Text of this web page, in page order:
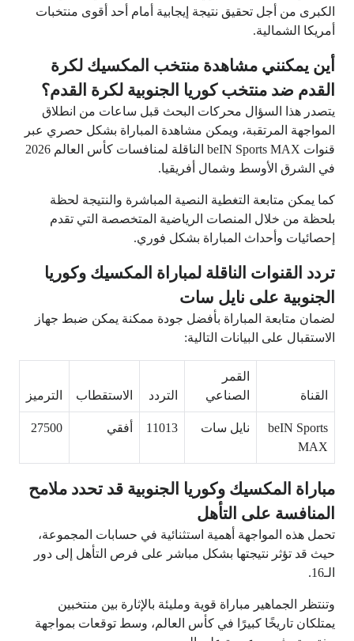
الكبرى من أجل تحقيق نتيجة إيجابية أمام أحد أقوى منتخبات
أمريكا الشمالية.
أين يمكنني مشاهدة منتخب المكسيك لكرة
القدم ضد منتخب كوريا الجنوبية لكرة القدم؟
يتصدر هذا السؤال محركات البحث قبل ساعات من انطلاق
المواجهة المرتقبة، ويمكن مشاهدة المباراة بشكل حصري عبر
قنوات beIN Sports MAX الناقلة لمنافسات كأس العالم 2026
في الشرق الأوسط وشمال أفريقيا.
كما يمكن متابعة التغطية النصية المباشرة والنتيجة لحظة
بلحظة من خلال المنصات الرياضية المتخصصة التي تقدم
إحصائيات وأحداث المباراة بشكل فوري.
تردد القنوات الناقلة لمباراة المكسيك وكوريا
الجنوبية على نايل سات
لضمان متابعة المباراة بأفضل جودة ممكنة يمكن ضبط جهاز
الاستقبال على البيانات التالية:
القناة
القمر
الصناعي
التردد الاستقطاب الترميز
beIN Sports
MAX
نايل سات 11013 أفقي 27500
مباراة المكسيك وكوريا الجنوبية قد تحدد ملامح
المنافسة على التأهل
تحمل هذه المواجهة أهمية استثنائية في حسابات المجموعة،
حيث قد تؤثر نتيجتها بشكل مباشر على فرص التأهل إلى دور
الـ16.
وتنتظر الجماهير مباراة قوية ومليئة بالإثارة بين منتخبين
يمتلكان تاريخًا كبيرًا في كأس العالم، وسط توقعات بمواجهة